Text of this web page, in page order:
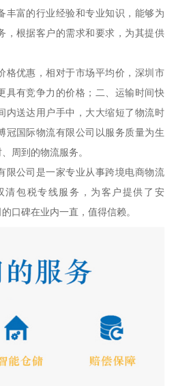
丰富的行业经验和专业知识，能够为
，根据客户的需求和要求，为其提供
格优惠，相对于市场平均价，深圳市
具有竞争力的价格；二、运输时间快
内送达用户手中，大大缩短了物流时
冠国际物流有限公司以服务质量为生
周到的物流服务。
限公司是一家专业从事跨境电商物流
清包税专线服务，为客户提供了安
口碑在业内一直，值得信赖。